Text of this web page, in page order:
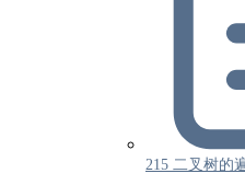
215 二叉树的